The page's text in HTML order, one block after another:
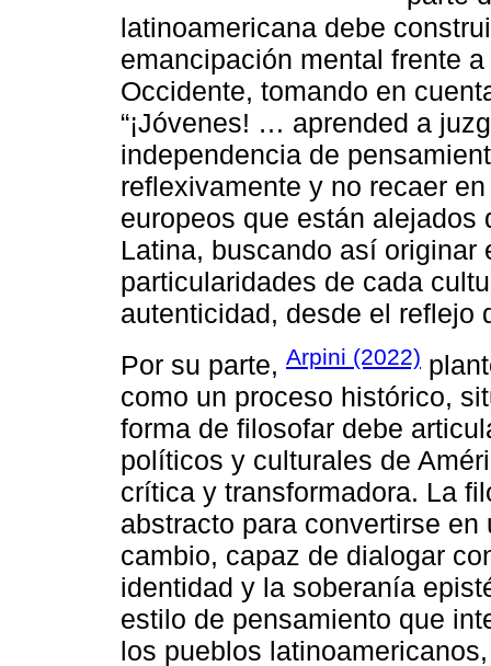
latinoamericana debe
emancipación mental frente
Occidente, tomando en
“¡Jóvenes! … aprended a
independencia de
reflexivamente y no recaer
europeos que están alejados
Latina, buscando así
particularidades de cada
autenticidad, desde el reflejo
Por su parte, Arpini (2022)
como un proceso histórico,
forma de filosofar debe
políticos y culturales de
crítica y transformadora. La
abstracto para convertirse
cambio, capaz de dialogar
identidad y la soberanía
estilo de pensamiento que
los pueblos